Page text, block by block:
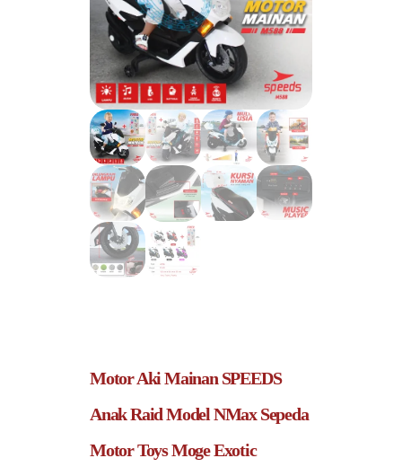
Motor Aki Mainan SPEEDS
Anak Raid Model NMax Sepeda
Motor Toys Moge Exotic